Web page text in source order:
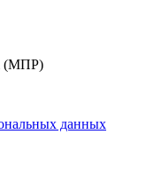
(МПР)
данных